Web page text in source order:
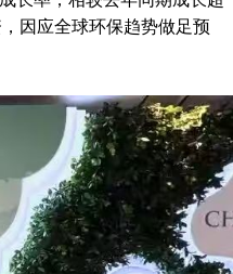
因应全球环保趋势做足预